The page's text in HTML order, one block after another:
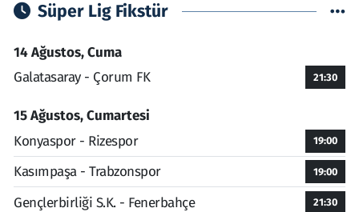
Süper Lig Fikstür
14 Ağustos, Cuma
Galatasaray - Çorum FK
21:30
15 Ağustos, Cumartesi
Konyaspor - Rizespor
19:00
Kasımpaşa - Trabzonspor 19:00
Gençlerbirliği S.K. - Fenerbahçe 21:30